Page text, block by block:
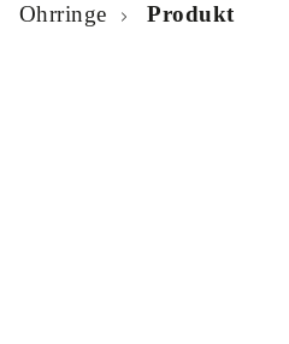
Ohrringe Produkt